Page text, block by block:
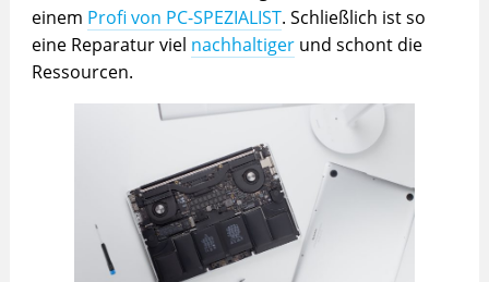
einem Profi von PC-SPEZIALIST. Schließlich ist so
eine Reparatur viel nachhaltigerund schont die
Ressourcen.